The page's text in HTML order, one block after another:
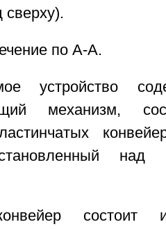
сверху).
по А-А.
устройство
механизм,
над
состоит